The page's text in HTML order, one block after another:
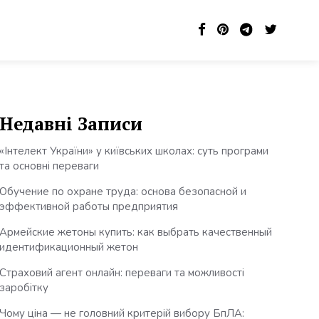
Недавні Записи
«Інтелект України» у київських школах: суть програми
та основні переваги
Обучение по охране труда: основа безопасной и
эффективной работы предприятия
Армейские жетоны купить: как выбрать качественный
идентификационный жетон
Страховий агент онлайн: переваги та можливості
заробітку
Чому ціна — не головний критерій вибору БпЛА: